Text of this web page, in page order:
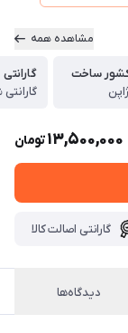
مشاهده همه
ساخت
گارانتی
13,500,000تومان
گارانتی اصالت کالا
دیدگاه‌ها